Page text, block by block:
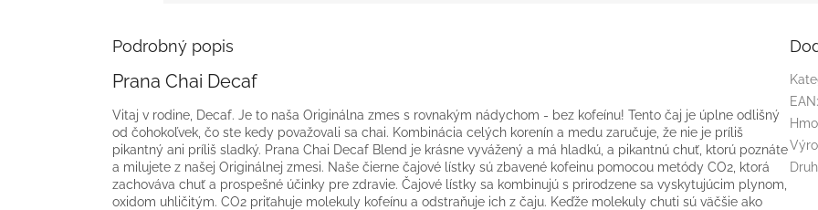
Podrobný popis
Prana Chai Decaf
Vitaj v rodine, Decaf. Je to naša Originálna zmes s rovnakým nádychom - bez kofeínu! Tento čaj je úplne odlišný
od čohokoľvek, čo ste kedy považovali sa chai. Kombinácia celých korenín a medu zaručuje, že nie je príliš
pikantný ani príliš sladký. Prana Chai Decaf Blend je krásne vyvážený a má hladkú, a pikantnú chuť, ktorú poznáte
a milujete z našej Originálnej zmesi. Naše čierne čajové lístky sú zbavené kofeinu pomocou metódy CO2, ktorá
zachováva chuť a prospešné účinky pre zdravie. Čajové lístky sa kombinujú s prirodzene sa vyskytujúcim plynom,
oxidom uhličitým. CO2 priťahuje molekuly kofeínu a odstraňuje ich z čaju. Keďže molekuly chuti sú väčšie ako
EAN:
Druh